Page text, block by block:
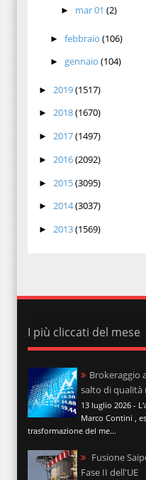
► mar 01(2)
► febbraio (106)
► gennaio (104)
► 2019(1517)
► 2018(1670)
► 2017(1497)
► 2016(2092)
► 2015(3095)
► 2014(3037)
► 2013(1569)
I più cliccati del mese
Brokeraggio
salto di qualità
13 luglio 2026 -
Marco Contini ,
trasformazione del me...
Fusione
Fase II dell'UE